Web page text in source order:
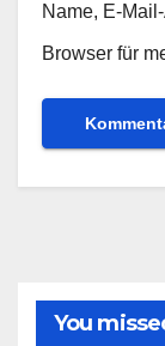
Name, E-
Browser für
You